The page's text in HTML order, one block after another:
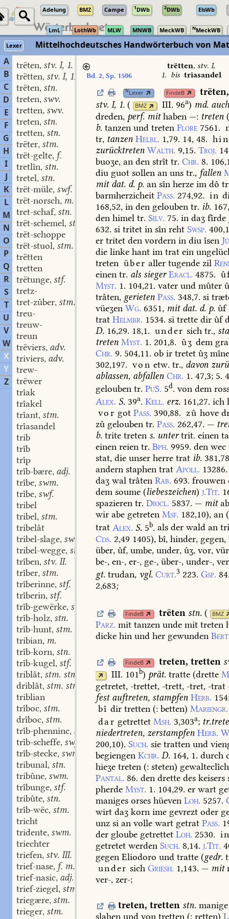
Adelung BMZ Campe 1DWb 2DWb ElsWb
LmL LothWb MLW MNWB MeckWB NMeckWB
Lexer
Mittelhochdeutsches Handwörterbuch von
A
B
C
D
E
F
G
H
I
J
K
L
M
N
O
P
Q
R
S
T
U
V
W
X
Y
Z
trëten, stv. I, 1.
trëtten, stv. I, 1.
trëten, stn.
treten, swv.
tretten, swv.
treten, stn.
tretten, stn.
trëter, stm.
trët-gelte, f.
tretlîn, stn.
tretel, stn.
trët-müle, swf.
trët-norsch, m.
tret-schaf, stn.
trët-schemel, stm.
trët-schoppe
trët-stuol, stm.
trëtten
tretten
trëtunge, stf.
tretz-
tret-zûber, stm.
treu-
treuw-
treun
trëviers, adv.
triviers, adv.
trew-
trëwer
trîak
trîakel
trîant, stm.
trîasandel
trib
trîb
trîp
trîb-bære, adj.
trîbe, swm.
trîbe, swf.
tribel
tribel, stm.
tribelât
tribel-slage, swm.
tribel-wegge, stm.
trîben, stv. II.
trîber, stm.
trîberinne, stf.
trîberin, stf.
trîb-gewërke, stn.
trîb-holz, stn.
trîb-hunt, stm.
tribian, m.
trîb-korn, stn.
trîb-kugel, stf.
triblât, stm. stn.
driblât, stm. stn.
triblian
trîboc, stm.
drîboc, stm.
trîb-phenninc, stm.
trîb-scheffe, swf.
trîb-stecke, swm.
tribunal, stn.
tribûne, swm.
trîbunge, stf.
tribûte, stn.
trîb-wëc, stm.
tricht
tridente, swm.
triechter
triefen, stv. III.
trief-nase, f. m.
trief-nasic, adj.
trief-ziegel, stm.
triegære, stm.
trieger, stm.
Bd. 2, Sp. 1506
trëtten, stv. I,
1. bis trîasandel
NLexer FindeB trëten,
stv. I, 1. ( BMZ III. 96a) md.
dreden, perf. mithaben —: treten
b. tanzen und treten Flore 7561.
tr, tanzen Helbl. 1,79. 14, 48.
zurücktreten Walth. 9,15. Troj.
buoʒe, an den strît tr. Chr. 8.
diu guot sollen an uns tr., fallen
mitdat. d. p. an sîn herze im dô
barmherzicheit Pass. 274,92. in
168,52, in den gelouben tr. ib.
den himel tr. Silv. 75. in daʒ fîrde
632. si tritet in sîn reht Swsp.
er tritet den vordern in diu îsen
die linke hant im trat ein
treten über aller tugende zil
einen tr. als sieger Eracl. 4875.
Myst. 1. 104,21. vater und mûter
trâten, gerieten Pass. 348,7. si
vüeʒen Wg. 6351, mitdat. d. p. ûf
trat Helmbr. 1534. si trette dir ûf
D. 16,29. 18,1. under sichtr.,
treten Myst. 1. 201,8. ûʒ dem
Chr. 9. 504,11. ob ir tretet ûʒ
302,197. von etw. tr., davon
ablassen, abfallen Chr. 1. 47,3; 5.
gelouben tr. PuS. 5d. von dem
Alex. S. 39a. Kell. erz. 161,27. ich
vor got Pass. 390,88. zû hove
zû gelouben tr. Pass. 262,47. —
b. trite treten s. untertrit. einen
einen reien tr. Bph. 9959. den wec
stat, die unser herre trat ib.
andern staphen trat Apoll. 13286.
daʒ wal trâten Rab. 693. frouwen
dem soume (liebeszeichen) j.Tit.
spazieren tr. Diocl. 5837. — mit
wir abe getreten Msf. 182,10), an
trat Alex. S. 5b. als der wald an
Cds. 2,49 1405), bî, hinder, gegen,
über, ûf, umbe, under, ûʒ, vor,
be-, en-, er-, ge-, über-, under-,
gt. trudan, vgl. Curt.3 223. Gsp.
2,683;
FindeB trëten stn. ( BMZ
Parz. mit tanzen unde mit treten
dicke hin und her gewunden
FindeB treten, tretten
III. 101b) prät.tratte(drette
getretet, -trettet, -trett, -tret, -trat
festauftreten, stampfen Herb.
bî dirtretten(:betten) Mariengr.
dar getrettet Msh. 3,303a; tr.
niedertreten, zerstampfen Herb.
200,10). Such. sie tratten und
begiengen Kchr. D. 164, 1. durch
hieʒe treten (: steten)
Pantal. 86. den drette des keisers
pherde Myst. 1. 104,29. er wart
maniges orses hüeven Loh. 5257.
wirt daʒ korn ime gevrezt oder
unz si an volle wart getrat Pass.
der gloube getrettet Loh. 2530.
getretet werden Such. 8,14. j.Tit.
gegen Eliodoro und tratte (gedr.
under sich Griesh. 1,143. — mit
ver-, zer-;
treten, tretten stn. manige
slahen und von tretten (: retten)